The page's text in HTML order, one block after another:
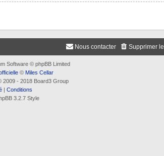
Supprimer
Nous contacter
Software © phpBB Limited
© Miles Cellar
- 2018 Board3 Group
| Conditions
3.2.7 Style